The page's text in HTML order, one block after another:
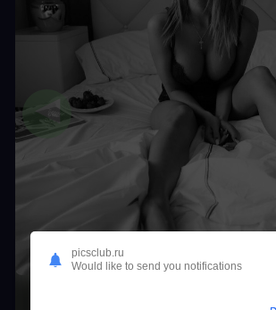
◀
picsclub.ru
Would like to send you notifications